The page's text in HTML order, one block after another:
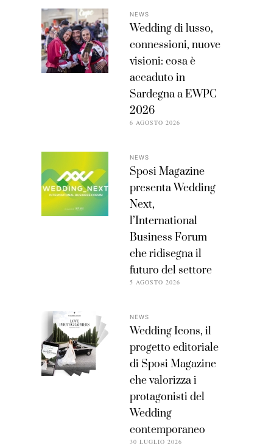
NEWS
Wedding di lusso,
connessioni, nuove
visioni: cosa è
accaduto in
Sardegna a EWPC
2026
6 AGOSTO 2026
NEWS
Sposi Magazine
presenta Wedding
Next,
l’International
Business Forum
che ridisegna il
futuro del settore
5 AGOSTO 2026
NEWS
Wedding Icons, il
progetto editoriale
di Sposi Magazine
che valorizza i
protagonisti del
Wedding
contemporaneo
30 LUGLIO 2026